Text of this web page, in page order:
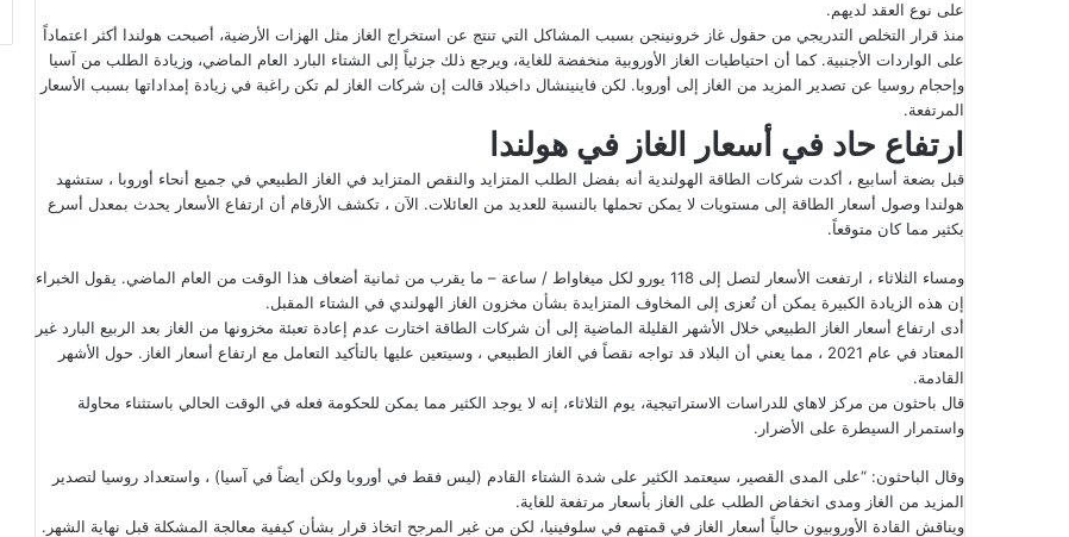
على نوع العقد لديهم.
منذ قرار التخلص التدريجي من حقول غاز خرونينجن بسبب المشاكل التي تنتج عن استخراج الغاز مثل الهزات الأرضية، أصبحت هولندا أكثر اعتماداً
على الواردات الأجنبية. كما أن احتياطيات الغاز الأوروبية منخفضة للغاية، ويرجع ذلك جزئياً إلى الشتاء البارد العام الماضي، وزيادة الطلب من آسيا
وإحجام روسيا عن تصدير المزيد من الغاز إلى أوروبا. لكن فاينينشال داخبلاد قالت إن شركات الغاز لم تكن راغبة في زيادة إمداداتها بسبب الأسعار
المرتفعة.
ارتفاع حاد في أسعار الغاز في هولندا
قبل بضعة أسابيع ، أكدت شركات الطاقة الهولندية أنه بفضل الطلب المتزايد والنقص المتزايد في الغاز الطبيعي في جميع أنحاء أوروبا ، ستشهد
هولندا وصول أسعار الطاقة إلى مستويات لا يمكن تحملها بالنسبة للعديد من العائلات. الآن ، تكشف الأرقام أن ارتفاع الأسعار يحدث بمعدل أسرع
بكثير مما كان متوقعاً.
ومساء الثلاثاء ، ارتفعت الأسعار لتصل إلى 118 يورو لكل ميغاواط / ساعة – ما يقرب من ثمانية أضعاف هذا الوقت من العام الماضي. يقول الخبراء
إن هذه الزيادة الكبيرة يمكن أن تُعزى إلى المخاوف المتزايدة بشأن مخزون الغاز الهولندي في الشتاء المقبل.
أدى ارتفاع أسعار الغاز الطبيعي خلال الأشهر القليلة الماضية إلى أن شركات الطاقة اختارت عدم إعادة تعبئة مخزونها من الغاز بعد الربيع البارد غير
المعتاد في عام 2021 ، مما يعني أن البلاد قد تواجه نقصاً في الغاز الطبيعي ، وسيتعين عليها بالتأكيد التعامل مع ارتفاع أسعار الغاز. حول الأشهر
القادمة.
قال باحثون من مركز لاهاي للدراسات الاستراتيجية، يوم الثلاثاء، إنه لا يوجد الكثير مما يمكن للحكومة فعله في الوقت الحالي باستثناء محاولة
واستمرار السيطرة على الأضرار.
وقال الباحثون: “على المدى القصير، سيعتمد الكثير على شدة الشتاء القادم (ليس فقط في أوروبا ولكن أيضاً في آسيا) ، واستعداد روسيا لتصدير
المزيد من الغاز ومدى انخفاض الطلب على الغاز بأسعار مرتفعة للغاية.
ويناقش القادة الأوروبيون حالياً أسعار الغاز في قمتهم في سلوفينيا، لكن من غير المرجح اتخاذ قرار بشأن كيفية معالجة المشكلة قبل نهاية الشهر.